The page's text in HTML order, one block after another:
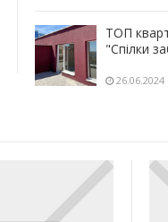
ТОП
"Спілки
26.06.2024